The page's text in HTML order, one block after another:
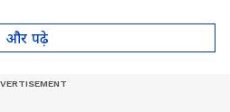
Anju Gupta
और पढ़े